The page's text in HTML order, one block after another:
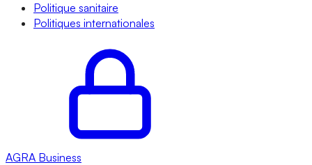
Politique sanitaire
Politiques internationales
AGRA Business